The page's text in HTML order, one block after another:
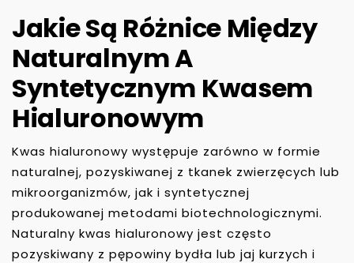
Jakie Są Różnice Między
Naturalnym A
Syntetycznym Kwasem
Hialuronowym
Kwas hialuronowy występuje zarówno w formie
naturalnej, pozyskiwanej z tkanek zwierzęcych lub
mikroorganizmów, jak i syntetycznej
produkowanej metodami biotechnologicznymi.
Naturalny kwas hialuronowy jest często
pozyskiwany z pępowiny bydła lub jaj kurzych i